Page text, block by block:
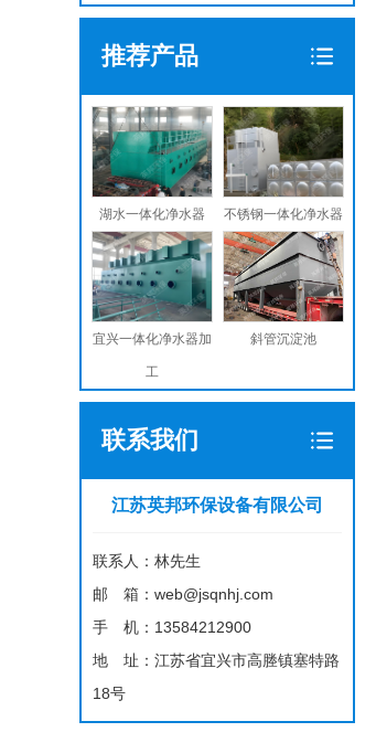
推荐产品
湖水一体化净水器 不锈钢一体化净水器
宜兴一体化净水器加
工
斜管沉淀池
联系我们
江苏英邦环保设备有限公司
联系人：林先生
邮 箱：web@jsqnhj.com
手 机：13584212900
地 址：江苏省宜兴市高塍镇塞特路
18号